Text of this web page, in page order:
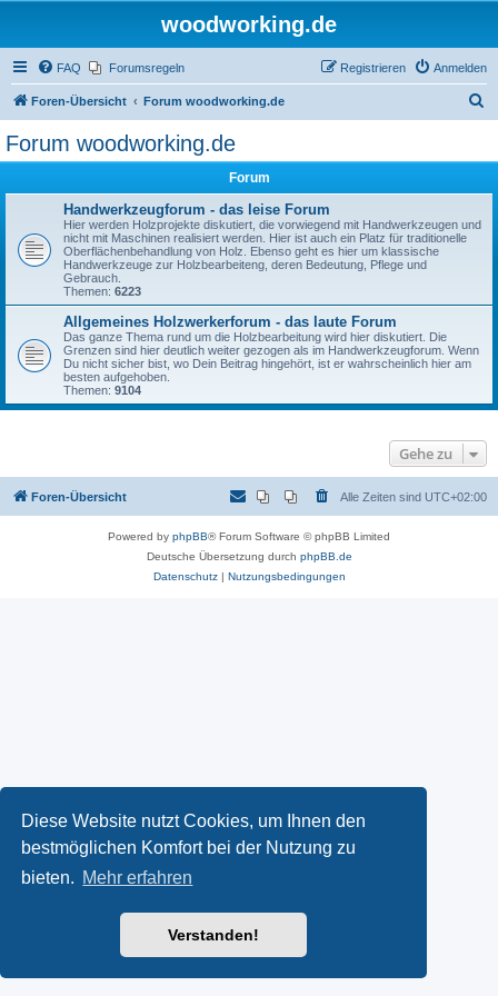
Diese Website nutzt Cookies, um Ihnen den
bestmöglichen Komfort bei der Nutzung zu
bieten. Mehr erfahren
Verstanden!
woodworking.de
FAQ Forumsregeln Anmelden
Registrieren
Foren-Übersicht Forum woodworking.de
Forum woodworking.de
Forum
Handwerkzeugforum - das leise Forum
Hier werden Holzprojekte diskutiert, die vorwiegend mit Handwerkzeugen und
nicht mit Maschinen realisiert werden. Hier ist auch ein Platz für traditionelle
Oberflächenbehandlung von Holz. Ebenso geht es hier um klassische
Handwerkzeuge zur Holzbearbeiteng, deren Bedeutung, Pflege und
Gebrauch.
Themen: 6223
Allgemeines Holzwerkerforum - das laute Forum
Das ganze Thema rund um die Holzbearbeitung wird hier diskutiert. Die
Grenzen sind hier deutlich weiter gezogen als im Handwerkzeugforum. Wenn
Du nicht sicher bist, wo Dein Beitrag hingehört, ist er wahrscheinlich hier am
besten aufgehoben.
Themen: 9104
Gehe zu
Foren-Übersicht Alle Zeiten sind UTC+02:00
Powered by phpBB® Forum Software © phpBB Limited
Deutsche Übersetzung durch phpBB.de
Datenschutz| Nutzungsbedingungen